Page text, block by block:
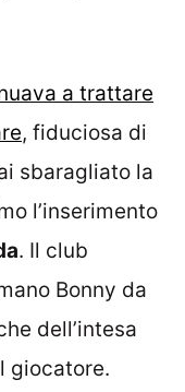
a trattare
, fiduciosa di
sbaragliato la
l’inserimento
. Il club
Bonny da
dell’intesa
giocatore.